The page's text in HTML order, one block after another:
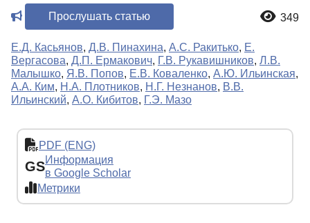
Прослушать статью 349
Е.Д. Касьянов, Д.В. Пинахина, А.С. Ракитько, Е.
Вергасова, Д.П. Ермакович, Г.В. Рукавишников, Л.В.
Малышко, Я.В. Попов, Е.В. Коваленко, А.Ю. Ильинская,
А.А. Ким, Н.А. Плотников, Н.Г. Незнанов, В.В.
Ильинский, А.О. Кибитов, Г.Э. Мазо
PDF (ENG)
GSИнформация
в Google Scholar
Метрики